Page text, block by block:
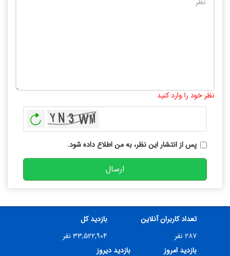
نظر خود را وارد کنید
پس از انتشار این نظر، به من اطلاع داده شود.
ارسال
تعداد کاربران آنلاین
۲۸۷ نفر
بازدید کل
۳۳,۵۲۲,۹۰۴ نفر
بازدید امروز
بازدید دیروز